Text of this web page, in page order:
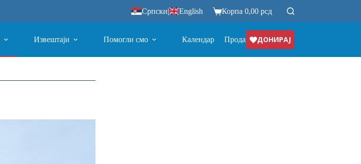
Српски| English Корпа 0,00 рсд
Извештаји Помогли смо Календар ПродавницаДОНИРАЈ